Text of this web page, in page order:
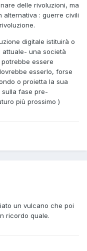
delle rivoluzioni, ma
alternativa : guerre civili
digitale istituirà o
una società
essere
esserlo, forse
o proietta la sua
sulla fase pre-
più prossimo )
un vulcano che poi
ricordo quale.